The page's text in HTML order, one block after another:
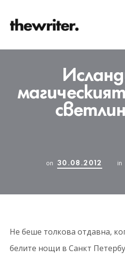
on 30.08.2012 in
Не беше толкова отдавна,
белите нощи в Санкт